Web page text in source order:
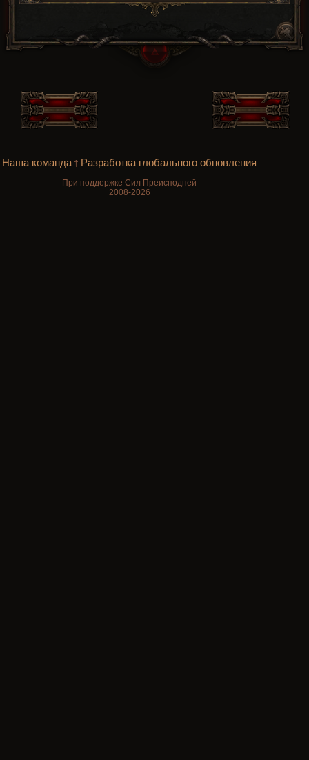
Наша команда† Разработка глобального обновления
При поддержке Сил Преисподней
2008-2026